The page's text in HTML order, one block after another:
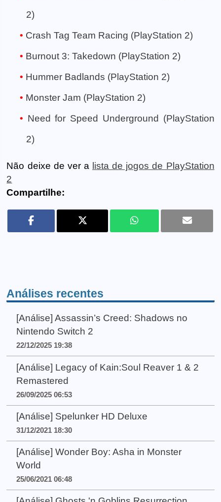
2)
Crash Tag Team Racing (PlayStation 2)
Burnout 3: Takedown (PlayStation 2)
Hummer Badlands (PlayStation 2)
Monster Jam (PlayStation 2)
Need for Speed Underground (PlayStation
2)
Não deixe de ver a lista de jogos de PlayStation
2
Compartilhe:
Análises recentes
[Análise] Assassin’s Creed: Shadows no
Nintendo Switch 2
22/12/2025 19:38
[Análise] Legacy of Kain:Soul Reaver 1 & 2
Remastered
26/09/2025 06:53
[Análise] Spelunker HD Deluxe
31/12/2021 18:30
[Análise] Wonder Boy: Asha in Monster
World
25/06/2021 06:48